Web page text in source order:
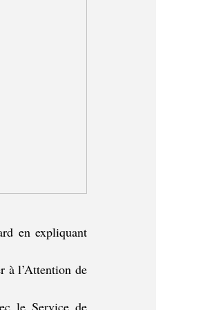
en expliquant
à l’Attention de
le Service de